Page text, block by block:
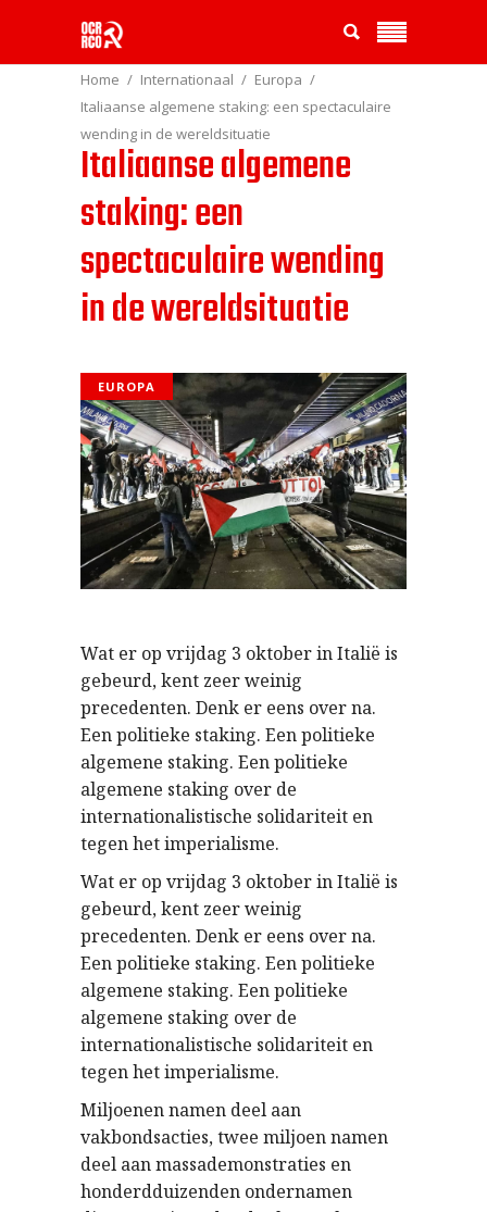
Home Internationaal
Europa
Italiaanse algemene staking: een spectaculaire
wending in de wereldsituatie
Italiaanse algemene
staking: een
spectaculaire wending
in de wereldsituatie
EUROPA
Wat er op vrijdag 3 oktober in Italië is
gebeurd, kent zeer weinig
precedenten. Denk er eens over na.
Een politieke staking. Een politieke
algemene staking. Een politieke
algemene staking over de
internationalistische solidariteit en
tegen het imperialisme.
Wat er op vrijdag 3 oktober in Italië is
gebeurd, kent zeer weinig
precedenten. Denk er eens over na.
Een politieke staking. Een politieke
algemene staking. Een politieke
algemene staking over de
internationalistische solidariteit en
tegen het imperialisme.
Miljoenen namen deel aan
vakbondsacties, twee miljoen namen
deel aan massademonstraties en
honderdduizenden ondernamen